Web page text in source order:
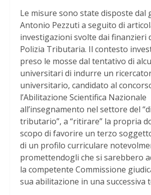
Le misure sono state disposte dal
Antonio Pezzuti a seguito di
investigazioni svolte dai finanzieri
Polizia Tributaria. Il contesto
preso le mosse dal tentativo di
universitari di indurre un
universitario, candidato al
l’Abilitazione Scientifica Nazionale
all’insegnamento nel settore del
tributario”, a “ritirare” la propria
scopo di favorire un terzo
di un profilo curriculare
promettendogli che si sarebbero
la competente Commissione
sua abilitazione in una successiva